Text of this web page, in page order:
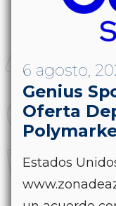
6 agosto,
Genius
Oferta
Estados